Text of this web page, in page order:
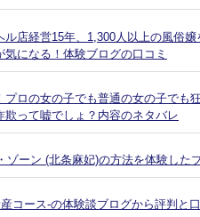
店経営15年、1,300人以上の風俗嬢
になる！体験ブログの口コミ
ロの女の子でも普通の女の子でも
って嘘でしょ？内容のネタバレ
ーン (北条麻妃)の方法を体験した
コース-の体験談ブログから評判と口